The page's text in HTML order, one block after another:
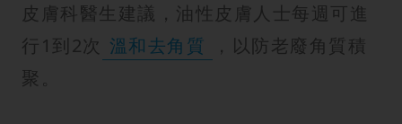
皮膚科醫生建議，油性皮膚人士每週可進
行1到2次 溫和去角質
，以防老廢角質積
聚。